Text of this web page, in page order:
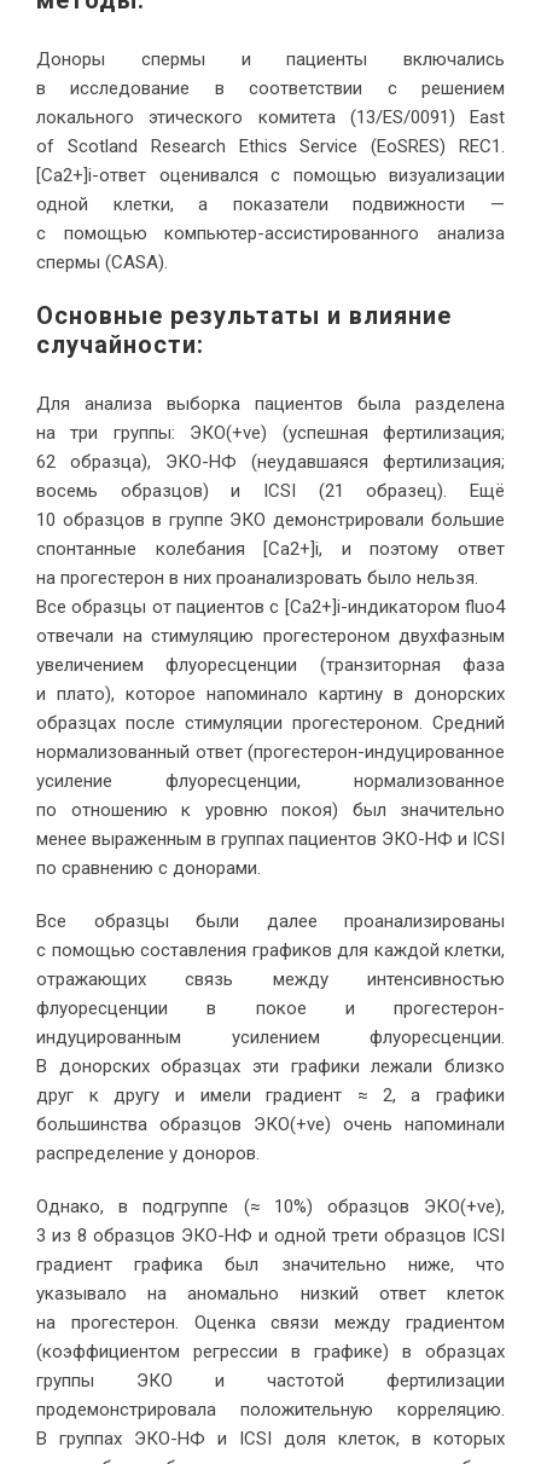
Доноры спермы и пациенты включались
в исследование в соответствии с решением
локального этического комитета (13/ES/0091) East
of Scotland Research Ethics Service (EoSRES) REC1.
[Ca2+]i-ответ оценивался с помощью визуализации
одной клетки, а показатели подвижности —
с помощью компьютер-ассистированного анализа
спермы (CASA).
Основные результаты и влияние
случайности:
Для анализа выборка пациентов была разделена
на три группы: ЭКО(+ve) (успешная фертилизация;
62 образца), ЭКО-НФ (неудавшаяся фертилизация;
восемь образцов) и ICSI (21 образец). Ещё
10 образцов в группе ЭКО демонстрировали большие
спонтанные колебания [Ca2+]i, и поэтому ответ
на прогестерон в них проанализровать было нельзя.
Все образцы от пациентов с [Ca2+]i-индикатором fluo4
отвечали на стимуляцию прогестероном двухфазным
увеличением флуоресценции (транзиторная фаза
и плато), которое напоминало картину в донорских
образцах после стимуляции прогестероном. Средний
нормализованный ответ (прогестерон-индуцированное
усиление флуоресценции, нормализованное
по отношению к уровню покоя) был значительно
менее выраженным в группах пациентов ЭКО-НФ и ICSI
по сравнению с донорами.
Все образцы были далее проанализированы
с помощью составления графиков для каждой клетки,
отражающих связь между интенсивностью
флуоресценции в покое и прогестерон-
индуцированным усилением флуоресценции.
В донорских образцах эти графики лежали близко
друг к другу и имели градиент ≈ 2, а графики
большинства образцов ЭКО(+ve) очень напоминали
распределение у доноров.
Однако, в подгруппе (≈ 10%) образцов ЭКО(+ve),
3 из 8 образцов ЭКО-НФ и одной трети образцов ICSI
градиент графика был значительно ниже, что
указывало на аномально низкий ответ клеток
на прогестерон. Оценка связи между градиентом
(коэффициентом регрессии в графике) в образцах
группы ЭКО и частотой фертилизации
продемонстрировала положительную корреляцию.
В группах ЭКО-НФ и ICSI доля клеток, в которых